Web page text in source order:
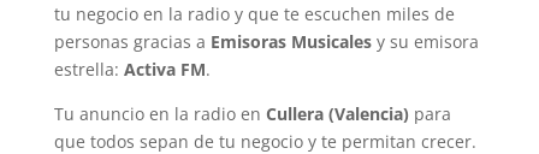
tu negocio en la radio y que te escuchen miles de
personas gracias a Emisoras Musicalesy su emisora
estrella: Activa FM.
Tu anuncio en la radio en Cullera (Valencia) para
que todos sepan de tu negocio y te permitan crecer.